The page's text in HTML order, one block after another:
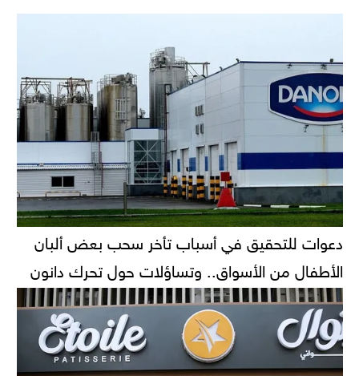
دعوات للتحقيق في أسباب تأخر سحب بعض ألبان
الأطفال من الأسواق.. وتساؤلات حول تحرك دانون